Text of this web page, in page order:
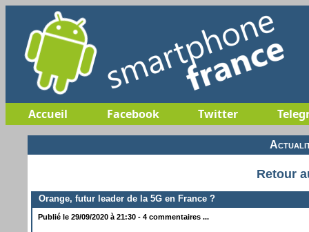
Accueil Facebook Twitter
Retour
Orange, futur leader de la 5G en France ?
Publié le 29/09/2020 à 21:30 - 4 commentaires ...